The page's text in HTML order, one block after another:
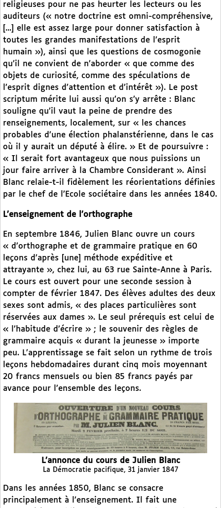
religieuses pour ne pas heurter les lecteurs ou les
auditeurs (« notre doctrine est omni-compréhensive,
[...] elle est assez large pour donner satisfaction à
toutes les grandes manifestations de l’esprit
humain »), ainsi que les questions de cosmogonie
qu’il ne convient de n’aborder « que comme des
objets de curiosité, comme des spéculations de
l’esprit dignes d’attention et d’intérêt »). Le post
scriptum mérite lui aussi qu’on s’y arrête : Blanc
souligne qu’il vaut la peine de prendre des
renseignements, localement, sur « les chances
probables d’une élection phalanstérienne, dans le cas
où il y aurait un député à élire. » Et de poursuivre :
« Il serait fort avantageux que nous puissions un
jour faire arriver à la Chambre Considerant ». Ainsi
Blanc relaie-t-il fidèlement les réorientations définies
par le chef de l’Ecole sociétaire dans les années 1840.
L’enseignement de l’orthographe
En septembre 1846, Julien Blanc ouvre un cours
« d’orthographe et de grammaire pratique en 60
leçons d’après [une] méthode expéditive et
attrayante », chez lui, au 63 rue Sainte-Anne à Paris.
Le cours est ouvert pour une seconde session à
compter de février 1847. Des élèves adultes des deux
sexes sont admis, « des places particulières sont
réservées aux dames ». Le seul prérequis est celui de
« l’habitude d’écrire » ; le souvenir des règles de
grammaire acquis « durant la jeunesse » importe
peu. L’apprentissage se fait selon un rythme de trois
leçons hebdomadaires durant cinq mois moyennant
20 francs mensuels ou bien 85 francs payés par
avance pour l’ensemble des leçons.
L’annonce du cours de Julien Blanc
La Démocratie pacifique, 31 janvier 1847
Dans les années 1850, Blanc se consacre
principalement à l’enseignement. Il fait une